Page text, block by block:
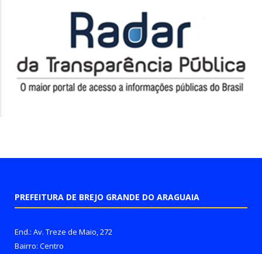
PREFEITURA DE BREJO GRANDE DO ARAGUAIA
End.: Av. Treze de Maio, 272
Bairro: Centro